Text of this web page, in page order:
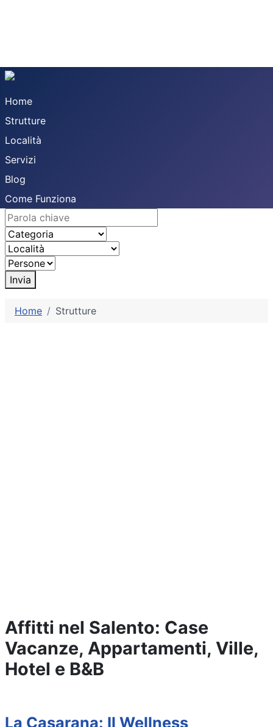
Home
Strutture
Località
Servizi
Blog
Come Funziona
Invia
Home Strutture
Affitti nel Salento: Case
Vacanze, Appartamenti, Ville,
Hotel e B&B
La Casarana: Il Wellness